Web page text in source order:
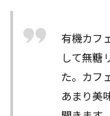
有機カフ
して無糖
た。カフ
あまり美